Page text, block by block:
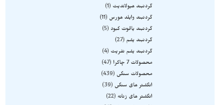
گردنبند هیولاندیت
1
گردنبند وایلد هورس
11
گردنبند یاقوت کبود
5
گردنبند یشم
27
گردنبند یشم نفریت
4
محصولات 7 چاکرا
47
محصولات سنگی
439
انگشتر های سنگی
39
انگشتر های زنانه
22